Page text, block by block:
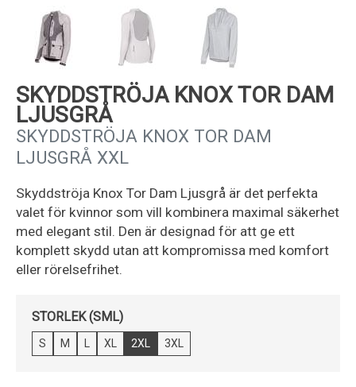
SKYDDSTRÖJA KNOX TOR DAM
LJUSGRÅ
SKYDDSTRÖJA KNOX TOR DAM
LJUSGRÅ XXL
Skyddströja Knox Tor Dam Ljusgrå är det perfekta
valet för kvinnor som vill kombinera maximal säkerhet
med elegant stil. Den är designad för att ge ett
komplett skydd utan att kompromissa med komfort
eller rörelsefrihet.
STORLEK (SML)
S M XL 2XL 3XL